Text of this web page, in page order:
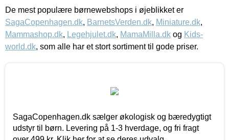
De mest populære børnewebshops i øjeblikket er
SagaCopenhagen.dk, BarnetsVerden.dk, Miniature.dk,
Mammashop.dk, Legehjulet.dk, MamaMilla.dk og Kids-
world.dk, som alle har et stort sortiment til gode priser.
SagaCopenhagen.dk sælger økologisk og bæredygtigt
udstyr til børn. Levering på 1-3 hverdage, og fri fragt